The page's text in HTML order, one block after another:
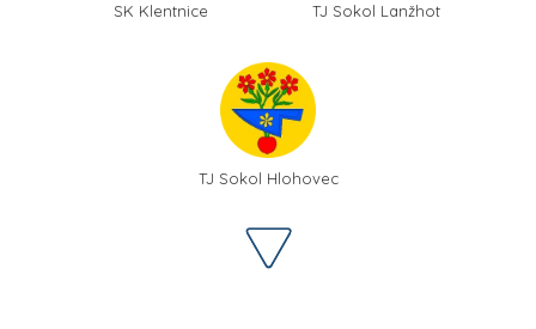
SK Klentnice TJ Sokol Lanžhot
TJ Sokol Hlohovec